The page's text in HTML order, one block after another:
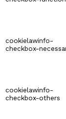
cookielawinfo-
checkbox-
cookielawinfo-
checkbox-others